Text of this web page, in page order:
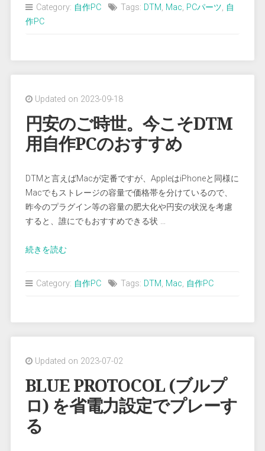
お
す
め
パ
ー
Category: 自作PC Tags: DTM, Mac, PCパーツ, 自
作PC
Updated on 2023-09-18
円安のご時世。今こそDTM
用自作PCのおすすめ
DTMと言えばMacが定番ですが、AppleはiPhoneと同様に
Macでもストレージの容量で価格帯を分けているので、
昨今のプラグイン等の容量の肥大化や円安の状況を考慮
すると、誰にでもおすすめできる状 …
続きを読む“円
世。
今
そ
DTM
用
自
Category: 自作PC Tags: DTM, Mac, 自作PC
Updated on 2023-07-02
BLUE PROTOCOL (ブルプ
ロ) を省電力設定でプレーす
る